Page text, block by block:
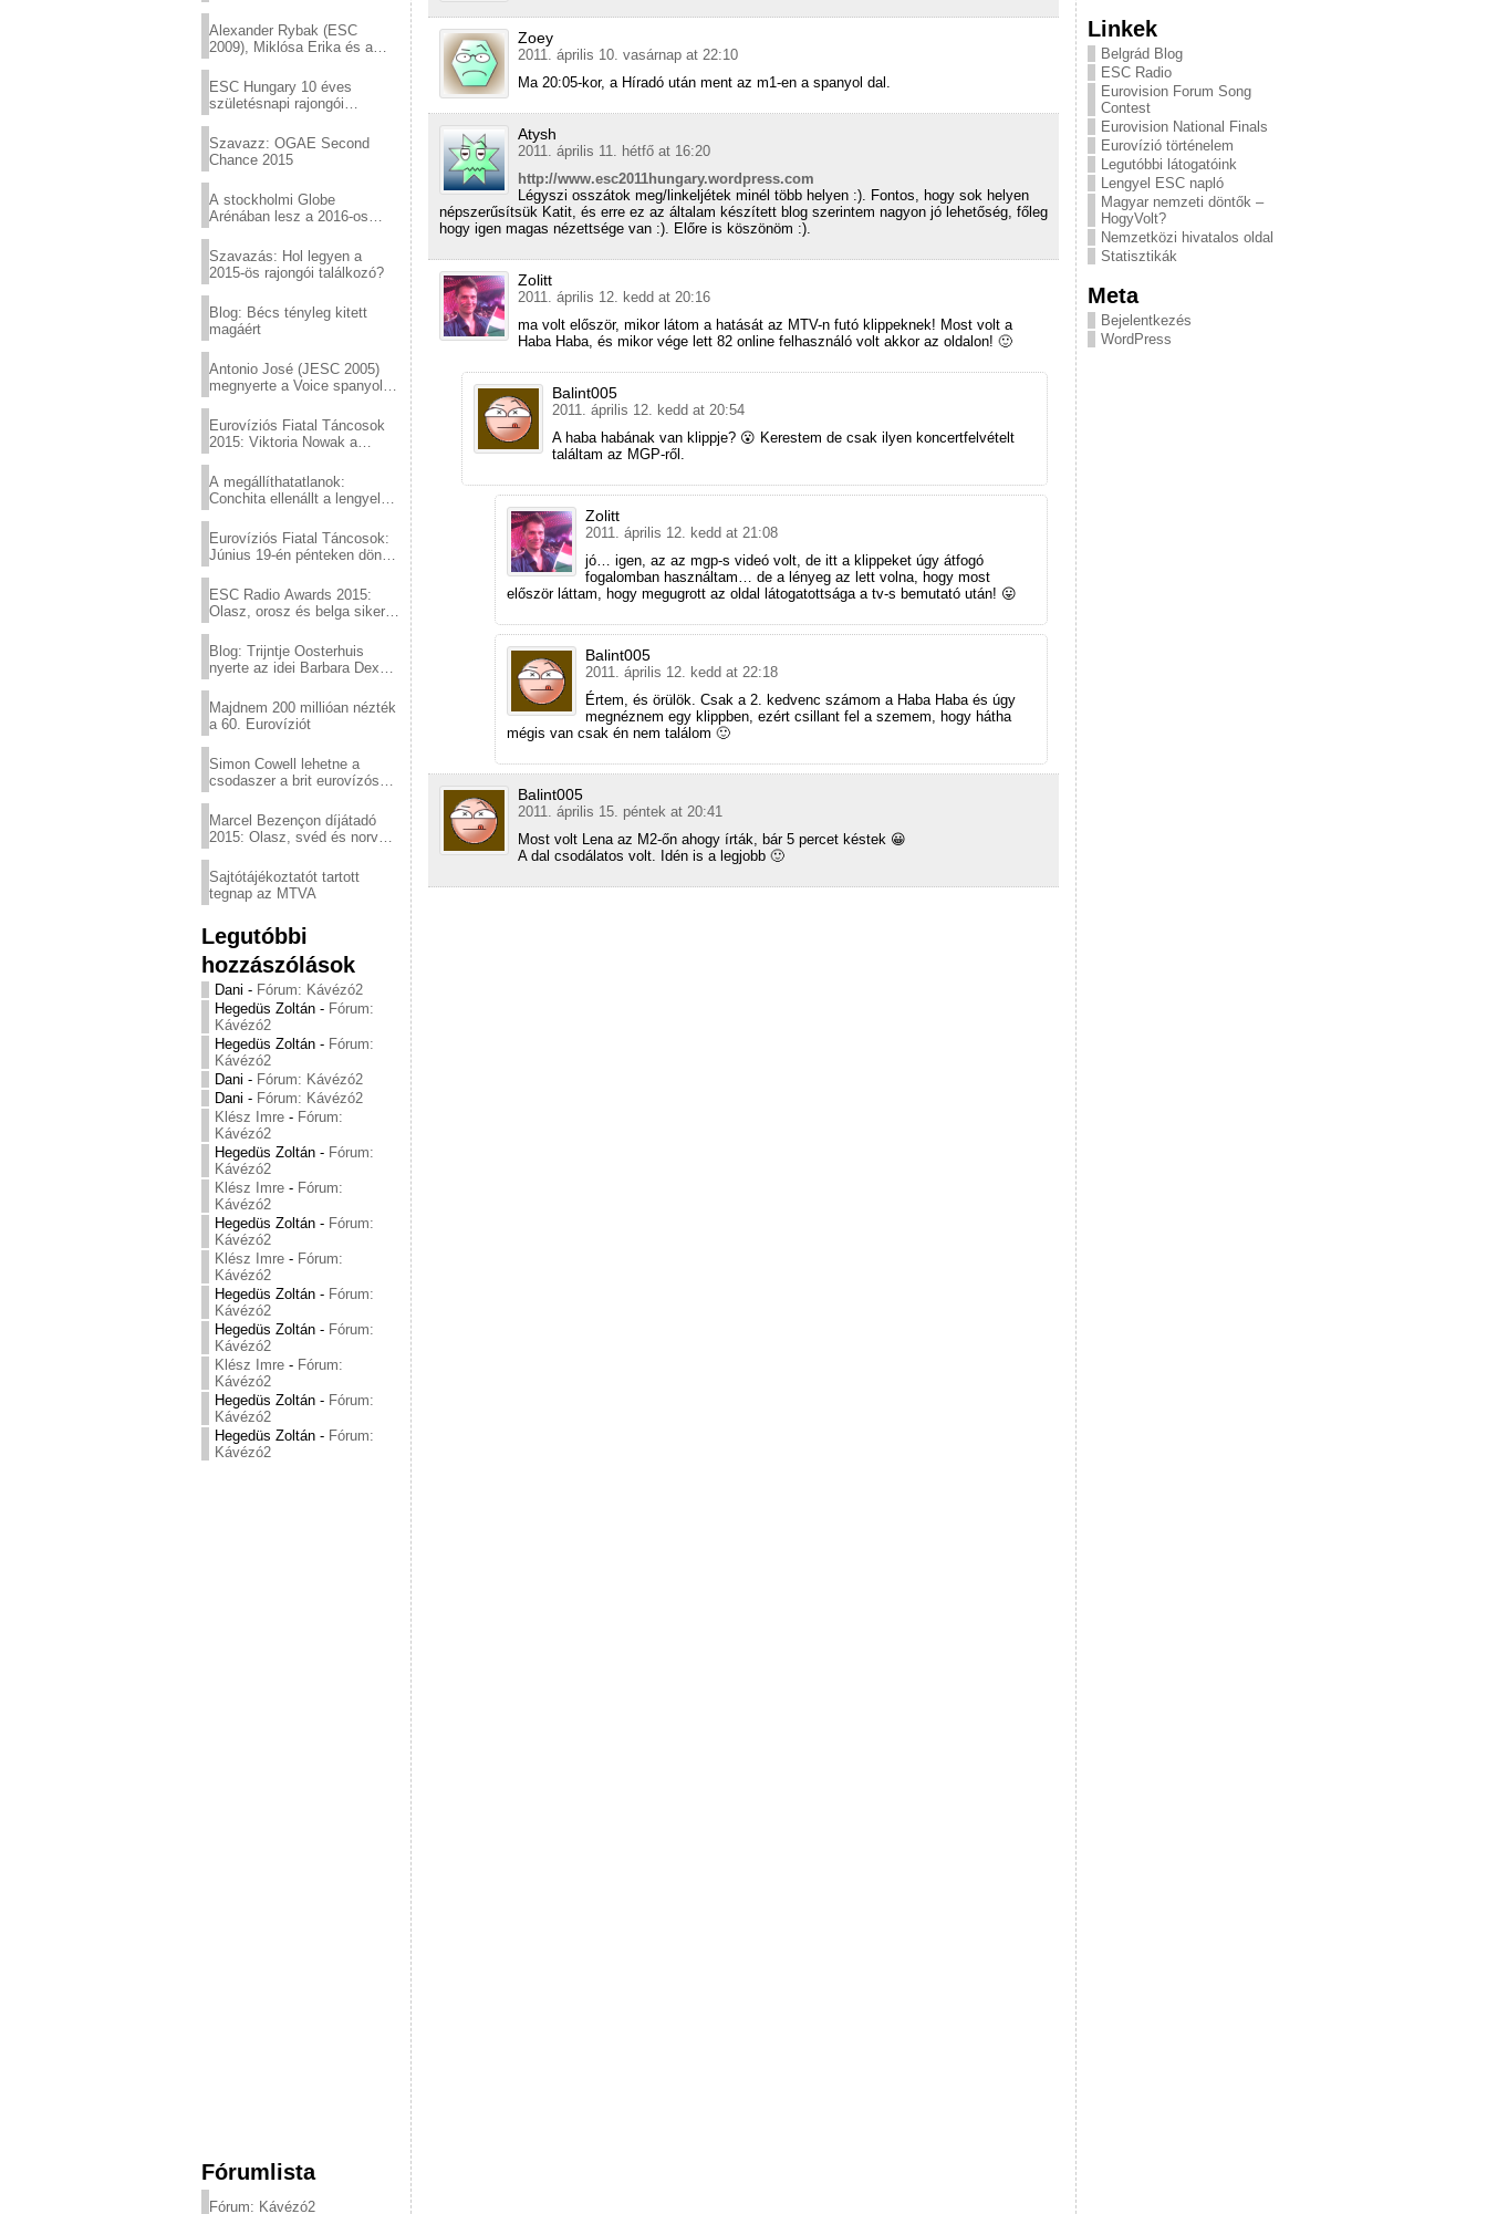
Alexander Rybak (ESC
2009), Miklósa Erika és a
sztárjai a Margitszigeten
ESC Hungary 10 éves
születésnapi rajongói
Szavazz: OGAE Second
Chance 2015
A stockholmi Globe
Arénában lesz a 2016-os
Szavazás: Hol legyen a
2015-ös rajongói találkozó?
Blog: Bécs tényleg kitett
magáért
Antonio José (JESC 2005)
megnyerte a Voice spanyol
Eurovíziós Fiatal Táncosok
2015: Viktoria Nowak a
A megállíthatatlanok:
Conchita ellenállt a lengyel
Eurovíziós Fiatal Táncosok:
Június 19-én pénteken döntő
ESC Radio Awards 2015:
Olasz, orosz és belga siker,
Blog: Trijntje Oosterhuis
nyerte az idei Barbara Dex
Majdnem 200 millióan nézték
a 60. Eurovíziót
Simon Cowell lehetne a
csodaszer a brit eurovízós
Marcel Bezençon díjátadó
2015: Olasz, svéd és norvég
Sajtótájékoztatót tartott
tegnap az MTVA
Legutóbbi
hozzászólások
Dani - Fórum: Kávézó2
Hegedüs Zoltán - Fórum:
Kávézó2
Hegedüs Zoltán - Fórum:
Kávézó2
Dani - Fórum: Kávézó2
Dani - Fórum: Kávézó2
Klész Imre - Fórum:
Kávézó2
Hegedüs Zoltán - Fórum:
Kávézó2
Klész Imre - Fórum:
Kávézó2
Hegedüs Zoltán - Fórum:
Kávézó2
Klész Imre - Fórum:
Kávézó2
Hegedüs Zoltán - Fórum:
Kávézó2
Hegedüs Zoltán - Fórum:
Kávézó2
Klész Imre - Fórum:
Kávézó2
Hegedüs Zoltán - Fórum:
Kávézó2
Hegedüs Zoltán - Fórum:
Kávézó2
Fórumlista
Fórum: Kávézó2
Zoey
2011. április 10. vasárnap at 22:10
Ma 20:05-kor, a Híradó után ment az m1-en a spanyol dal.
Atysh
2011. április 11. hétfő at 16:20
http://www.esc2011hungary.wordpress.com
Légyszi osszátok meg/linkeljétek minél több helyen :). Fontos, hogy sok helyen
népszerűsítsük Katit, és erre ez az általam készített blog szerintem nagyon jó lehetőség, főleg
hogy igen magas nézettsége van :). Előre is köszönöm :).
Zolitt
2011. április 12. kedd at 20:16
ma volt először, mikor látom a hatását az MTV-n futó klippeknek! Most volt a
Haba Haba, és mikor vége lett 82 online felhasználó volt akkor az oldalon! 🙂
Balint005
2011. április 12. kedd at 20:54
A haba habának van klippje? 😮 Kerestem de csak ilyen koncertfelvételt
találtam az MGP-ről.
Zolitt
2011. április 12. kedd at 21:08
jó… igen, az az mgp-s videó volt, de itt a klippeket úgy átfogó
fogalomban használtam… de a lényeg az lett volna, hogy most
először láttam, hogy megugrott az oldal látogatottsága a tv-s bemutató után! 😛
Balint005
2011. április 12. kedd at 22:18
Értem, és örülök. Csak a 2. kedvenc számom a Haba Haba és úgy
megnéznem egy klippben, ezért csillant fel a szemem, hogy hátha
mégis van csak én nem találom 🙂
Balint005
2011. április 15. péntek at 20:41
Most volt Lena az M2-őn ahogy írták, bár 5 percet késtek 😀
A dal csodálatos volt. Idén is a legjobb 🙂
Linkek
Belgrád Blog
ESC Radio
Eurovision Forum Song
Contest
Eurovision National Finals
Eurovízió történelem
Legutóbbi látogatóink
Lengyel ESC napló
Magyar nemzeti döntők –
HogyVolt?
Nemzetközi hivatalos oldal
Statisztikák
Meta
Bejelentkezés
WordPress